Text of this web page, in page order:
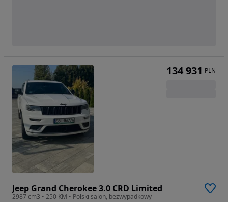
Jeep Grand Cherokee 3.0 CRD Limited
2987 cm3 • 250 KM • Polski salon, bezwypadkowy
134 931 PLN